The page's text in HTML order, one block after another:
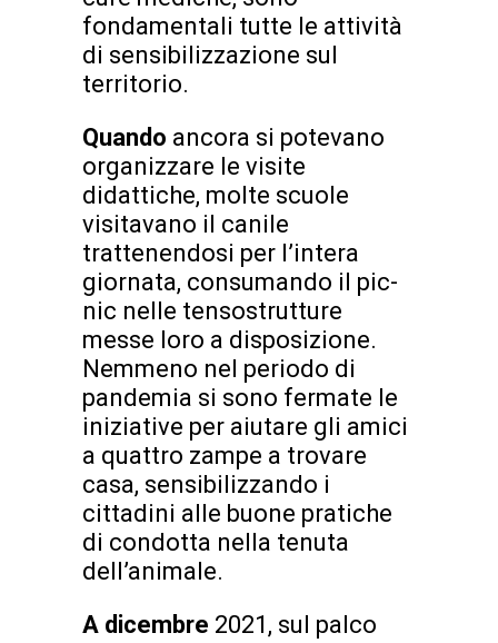
fondamentali tutte le attività
di sensibilizzazione sul
territorio.
Quando ancora si potevano
organizzare le visite
didattiche, molte scuole
visitavano il canile
trattenendosi per l’intera
giornata, consumando il pic-
nic nelle tensostrutture
messe loro a disposizione.
Nemmeno nel periodo di
pandemia si sono fermate le
iniziative per aiutare gli amici
a quattro zampe a trovare
casa, sensibilizzando i
cittadini alle buone pratiche
di condotta nella tenuta
dell’animale.
A dicembre 2021, sul palco